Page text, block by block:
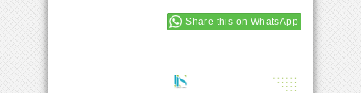
Share this on WhatsApp